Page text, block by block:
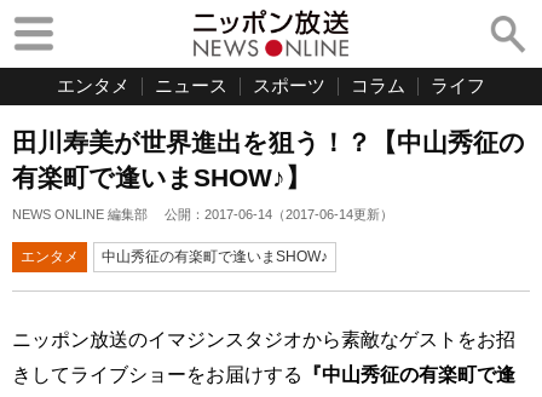
エンタメ ニュース スポーツ コラム ライフ
田川寿美が世界進出を狙う！？【中山秀征の
有楽町で逢いまSHOW♪】
NEWS ONLINE 編集部 公開： 2017-06-14 （2017-06-14更新）
エンタメ 中山秀征の有楽町で逢いまSHOW♪
ニッポン放送のイマジンスタジオから素敵なゲストをお招
きしてライブショーをお届けする
『中山秀征の有楽町で逢